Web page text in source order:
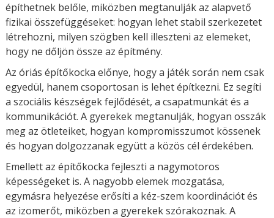
építhetnek belőle, miközben megtanulják az alapvető
fizikai összefüggéseket: hogyan lehet stabil szerkezetet
létrehozni, milyen szögben kell illeszteni az elemeket,
hogy ne dőljön össze az építmény.
Az óriás építőkocka előnye, hogy a játék során nem csak
egyedül, hanem csoportosan is lehet építkezni. Ez segíti
a szociális készségek fejlődését, a csapatmunkát és a
kommunikációt. A gyerekek megtanulják, hogyan osszák
meg az ötleteiket, hogyan kompromisszumot kössenek
és hogyan dolgozzanak együtt a közös cél érdekében.
Emellett az építőkocka fejleszti a nagymotoros
képességeket is. A nagyobb elemek mozgatása,
egymásra helyezése erősíti a kéz-szem koordinációt és
az izomerőt, miközben a gyerekek szórakoznak. A